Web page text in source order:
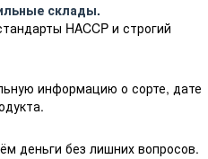
склады.
HACCP и строгий
информацию о сорте, дате
деньги без лишних вопросов.